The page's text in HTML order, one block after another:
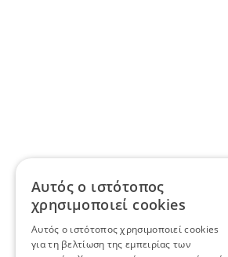
Αυτός ο ιστότοπος
χρησιμοποιεί cookies
Αυτός ο ιστότοπος χρησιμοποιεί cookies
για τη βελτίωση της εμπειρίας των